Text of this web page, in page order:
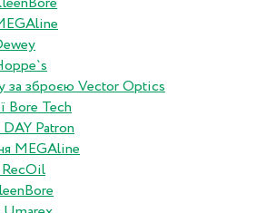
за зброєю Vector Optics
Bore Tech
Patron
MEGAline
RecOil